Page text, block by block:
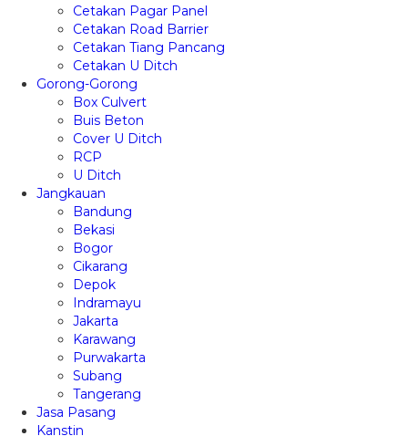
Cetakan Pagar Panel
Cetakan Road Barrier
Cetakan Tiang Pancang
Cetakan U Ditch
Gorong-Gorong
Box Culvert
Buis Beton
Cover U Ditch
RCP
U Ditch
Jangkauan
Bandung
Bekasi
Bogor
Cikarang
Depok
Indramayu
Jakarta
Karawang
Purwakarta
Subang
Tangerang
Jasa Pasang
Kanstin